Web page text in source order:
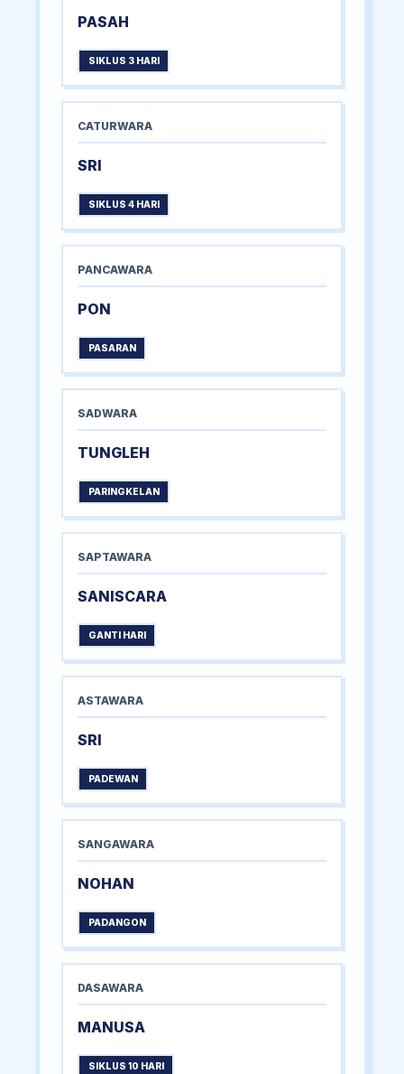
PASAH
SIKLUS 3 HARI
CATURWARA
SRI
SIKLUS 4 HARI
PANCAWARA
PON
PASARAN
SADWARA
TUNGLEH
PARINGKELAN
SAPTAWARA
SANISCARA
GANTI HARI
ASTAWARA
SRI
PADEWAN
SANGAWARA
NOHAN
PADANGON
DASAWARA
MANUSA
SIKLUS 10 HARI